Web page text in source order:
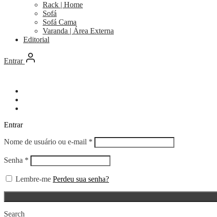
Rack | Home
Sofá
Sofá Cama
Varanda | Área Externa
Editorial
Entrar
Entrar
Nome de usuário ou e-mail * Obrigatório
Senha * Obrigatório
Lembre-me Perdeu sua senha?
Search